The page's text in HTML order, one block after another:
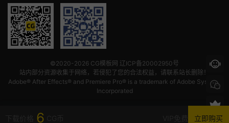
6 立即购买
©2020-2026 CG模板网 辽ICP备20002950号
站内部分资源收集于网络，若侵犯了您的合法权益，请联系站长删除！
Adobe® After Effects® and Premiere Pro® is a trademark of Adobe Systems
Incorporated